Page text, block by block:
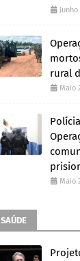
rural
Maio
Maio
SAÚDE